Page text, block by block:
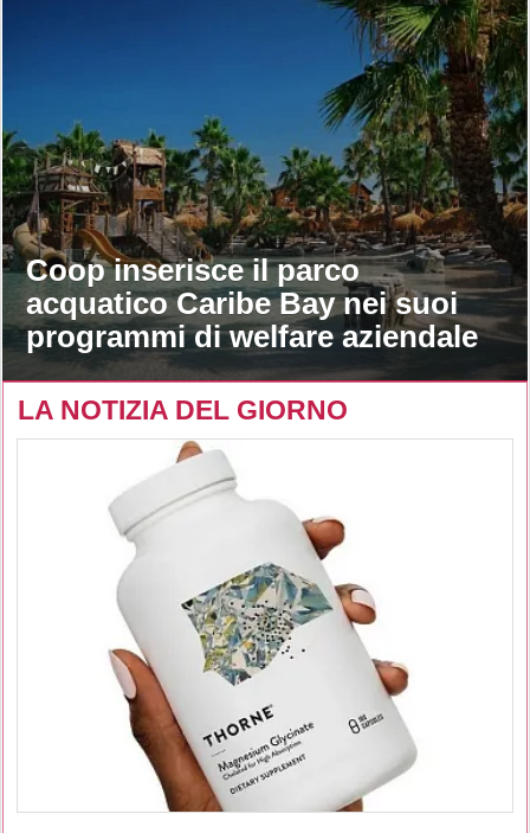
Coop inserisce il parco
acquatico Caribe Bay nei suoi
programmi di welfare aziendale
LA NOTIZIA DEL GIORNO